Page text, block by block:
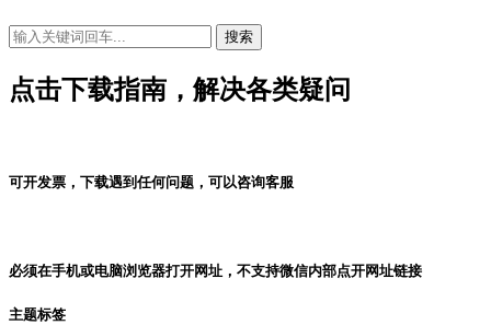
点击下载指南，解决各类疑问
可开发票，下载遇到任何问题，可以咨询客服
必须在手机或电脑浏览器打开网址，不支持微信内部点开网址链接
主题标签